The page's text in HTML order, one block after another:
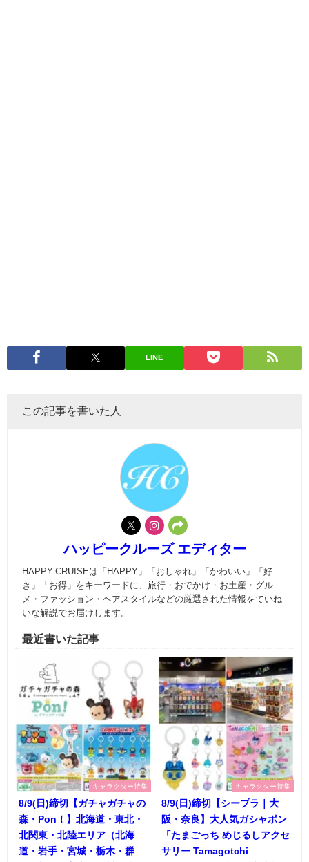
LINE
この記事を書いた人
ハッピークルーズ エディター
HAPPY CRUISEは「HAPPY」「おしゃれ」「かわいい」「好
き」「お得」をキーワードに、旅行・おでかけ・お土産・グル
メ・ファッション・ヘアスタイルなどの厳選された情報をていね
いな解説でお届けします。
最近書いた記事
キャラクター特集
8/9(日)締切【ガチャガチャの
森・Pon！】北海道・東北・
北関東・北陸エリア（北海
道・岩手・宮城・栃木・群
キャラクター特集
8/9(日)締切【シープラ｜大
阪・奈良】大人気ガシャポン
「たまごっち めじるしアクセ
サリー Tamagotchi